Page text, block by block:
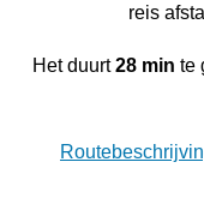
reis
Het duurt28 min te